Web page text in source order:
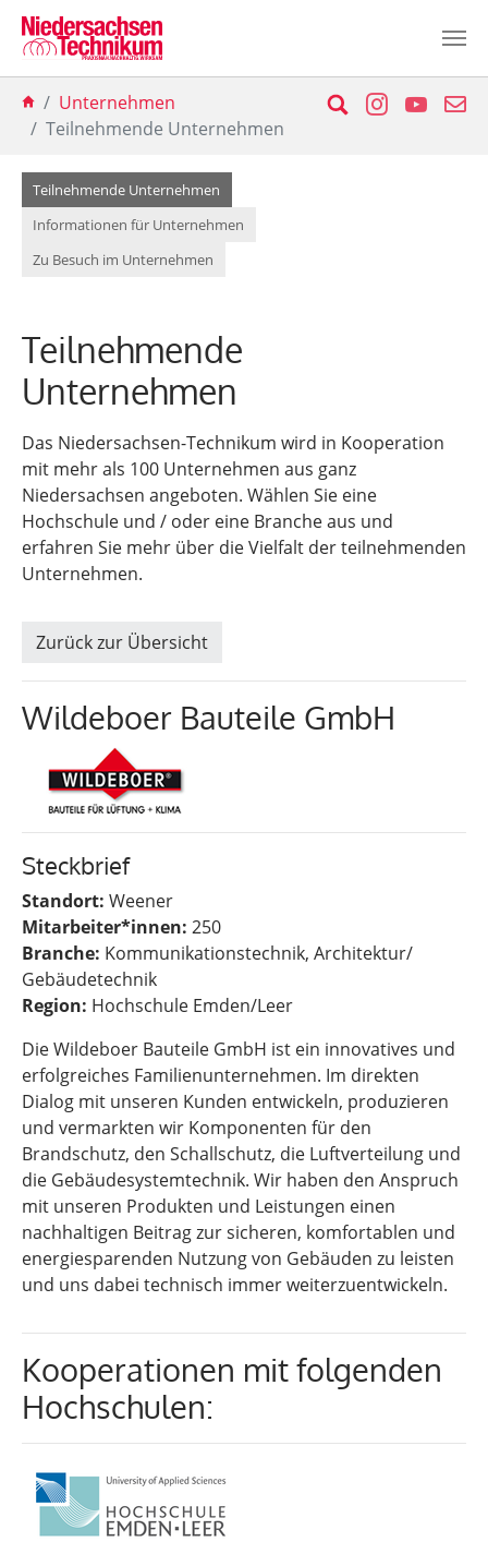
SucheInstagramE-
Unternehmen
Teilnehmende Unternehmen
Teilnehmende Unternehmen
Informationen für Unternehmen
Zu Besuch im Unternehmen
Teilnehmende
Unternehmen
Das Niedersachsen-Technikum wird in Kooperation
mit mehr als 100 Unternehmen aus ganz
Niedersachsen angeboten. Wählen Sie eine
Hochschule und / oder eine Branche aus und
erfahren Sie mehr über die Vielfalt der teilnehmenden
Unternehmen.
Zurück zur Übersicht
Wildeboer Bauteile GmbH
Steckbrief
Standort: Weener
Mitarbeiter*innen: 250
Branche: Kommunikationstechnik, Architektur/
Gebäudetechnik
Region: Hochschule Emden/Leer
Die Wildeboer Bauteile GmbH ist ein innovatives und
erfolgreiches Familienunternehmen. Im direkten
Dialog mit unseren Kunden entwickeln, produzieren
und vermarkten wir Komponenten für den
Brandschutz, den Schallschutz, die Luftverteilung und
die Gebäudesystemtechnik. Wir haben den Anspruch
mit unseren Produkten und Leistungen einen
nachhaltigen Beitrag zur sicheren, komfortablen und
energiesparenden Nutzung von Gebäuden zu leisten
und uns dabei technisch immer weiterzuentwickeln.
Kooperationen mit folgenden
Hochschulen: